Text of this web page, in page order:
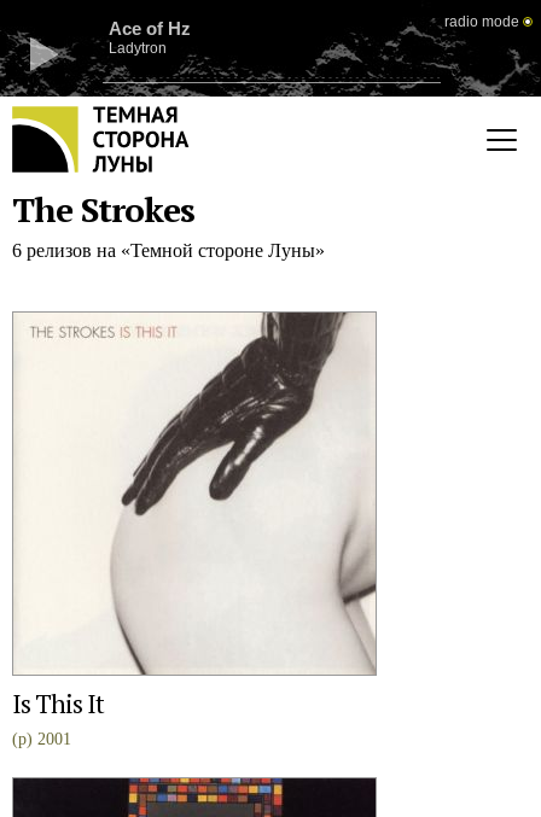
Ace of Hz
Ladytron
radio mode
The Strokes
6 релизов на «Темной стороне Луны»
Is This It
(p) 2001